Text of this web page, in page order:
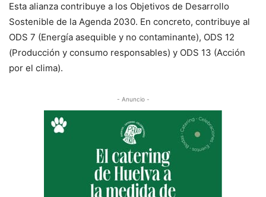
Esta alianza contribuye a los Objetivos de Desarrollo
Sostenible de la Agenda 2030. En concreto, contribuye al
ODS 7 (Energía asequible y no contaminante), ODS 12
(Producción y consumo responsables) y ODS 13 (Acción
por el clima).
- Anuncio -